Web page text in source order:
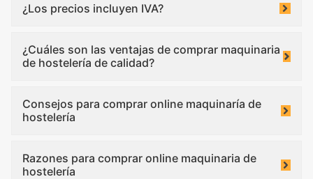
¿Los precios incluyen IVA?
¿Cuáles son las ventajas de comprar maquinaria
de hostelería de calidad?
Consejos para comprar online maquinaría de
hostelería
Razones para comprar online maquinaria de
hostelería